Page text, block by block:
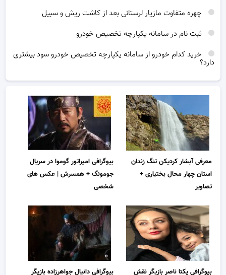
چهره متفاوت مازیار لرستانی بعد از کاشت ریش و سبیل
ثبت نام در سامانه یکپارچه تخصیص خودرو
خرید کدام خودرو از سامانه یکپارچه تخصیص خودرو سود بیشتری
دارد؟
معرفی آبشار کردیکن تنگ زندان
استان چهار محال بختیاری +
تصاویر
بیوگرافی امپراتور گوموا در سریال
جومونگ + همسرش | عکس های
شخصی
بیوگرافی یکتا ناصر بازیگر نقش بیوگرافی دانیال جواهرزاده بازیگر